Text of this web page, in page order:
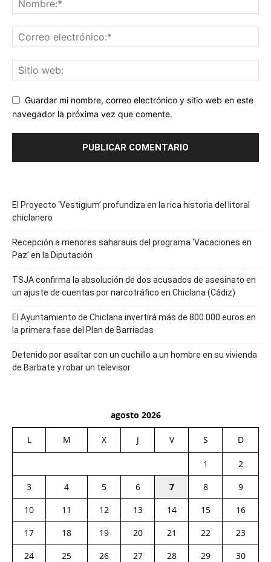
Guardar mi nombre, correo electrónico y sitio web en este
navegador la próxima vez que comente.
El Proyecto ‘Vestigium’ profundiza en la rica historia del litoral
chiclanero
Recepción a menores saharauis del programa ‘Vacaciones en
Paz’ en la Diputación
TSJA confirma la absolución de dos acusados de asesinato en
un ajuste de cuentas por narcotráfico en Chiclana (Cádiz)
El Ayuntamiento de Chiclana invertirá más de 800.000 euros en
la primera fase del Plan de Barriadas
Detenido por asaltar con un cuchillo a un hombre en su vivienda
de Barbate y robar un televisor
agosto 2026
L M X J V S D
1
2
3
4 5 6 7 8
9
10
11 12 13 14 15
16
17
18 19 20 21 22
23
24
25 26 27 28 29
30